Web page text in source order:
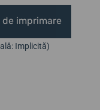
imprimare
Implicită)